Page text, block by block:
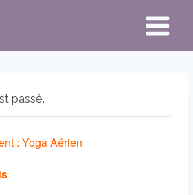
passé.
: Yoga Aérien